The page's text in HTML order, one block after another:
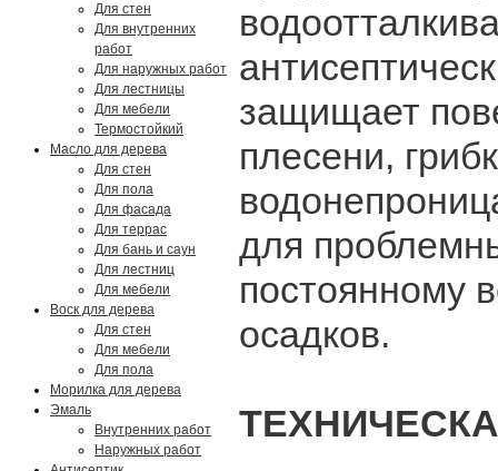
Для стен
Для внутренних
работ
Для наружных работ
Для лестницы
Для мебели
Термостойкий
Масло для дерева
Для стен
Для пола
Для фасада
Для террас
Для бань и саун
Для лестниц
Для мебели
Воск для дерева
Для стен
Для мебели
Для пола
Морилка для дерева
Эмаль
Внутренних работ
Наружных работ
защищает
плесени,
для
постоянному
осадков.